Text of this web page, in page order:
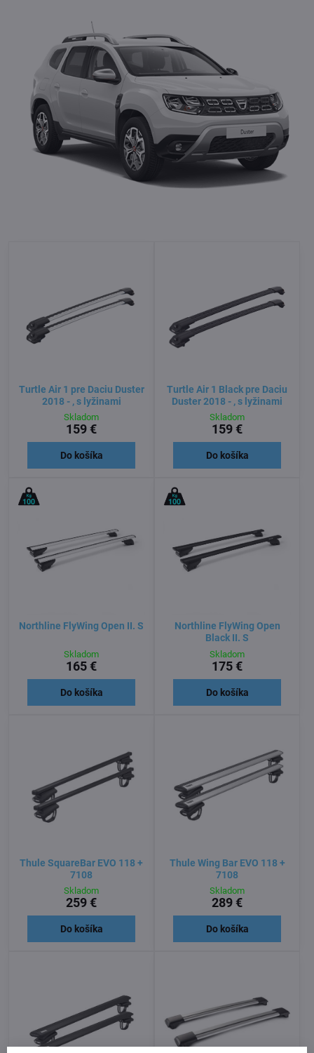
Turtle Air 1 pre Daciu Duster
2018 - , s lyžinami
Skladom
159 €
Do košíka
Turtle Air 1 Black pre Daciu
Duster 2018 - , s lyžinami
Skladom
159 €
Do košíka
Northline FlyWing Open II. S
Skladom
165 €
Do košíka
Northline FlyWing Open
Black II. S
Skladom
175 €
Do košíka
Thule SquareBar EVO 118 +
7108
Skladom
259 €
Do košíka
Thule Wing Bar EVO 118 +
7108
Skladom
289 €
Do košíka